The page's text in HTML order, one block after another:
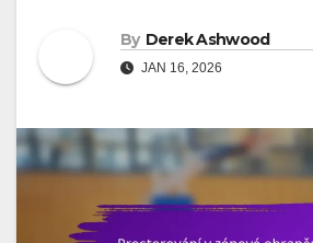
By Derek Ashwood
JAN 16, 2026